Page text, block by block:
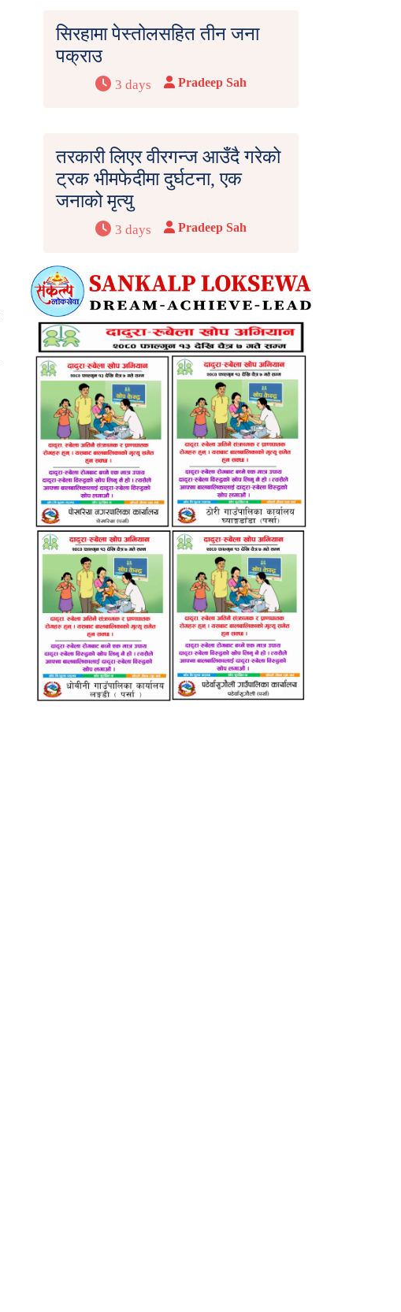
सिरहामा पेस्तोलसहित तीन जना
पक्राउ
3 days Pradeep Sah
तरकारी लिएर वीरगन्ज आउँदै गरेको
ट्रक भीमफेदीमा दुर्घटना, एक
जनाको मृत्यु
3 days Pradeep Sah